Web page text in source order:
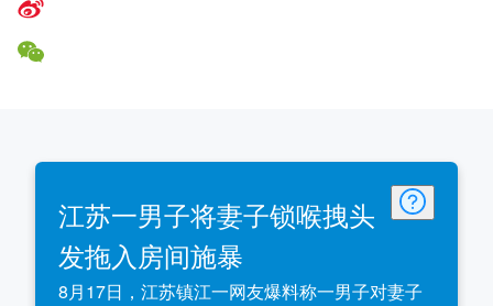
江苏一男子将妻子锁喉拽头
发拖入房间施暴
8月17日，江苏镇江一网友爆料称一男子对妻子